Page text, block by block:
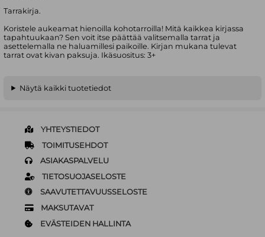
Tarrakirja.
Koristele aukeamat hienoilla kohotarroilla! Mitä kaikkea kirjassa
tapahtuukaan? Sen voit itse päättää valitsemalla tarrat ja
asettelemalla ne haluamillesi paikoille. Kirjan mukana tulevat
tarrat ovat kivan paksuja. Ikäsuositus: 3+
Näytä kaikki tuotetiedot
YHTEYSTIEDOT
TOIMITUSEHDOT
ASIAKASPALVELU
TIETOSUOJASELOSTE
SAAVUTETTAVUUSSELOSTE
MAKSUTAVAT
EVÄSTEIDEN HALLINTA